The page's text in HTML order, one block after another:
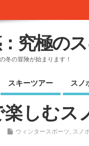
究極の
冬の冒険が始まります！
スキーツアー スノ
楽しむス
ウィンタースポーツ, スノ